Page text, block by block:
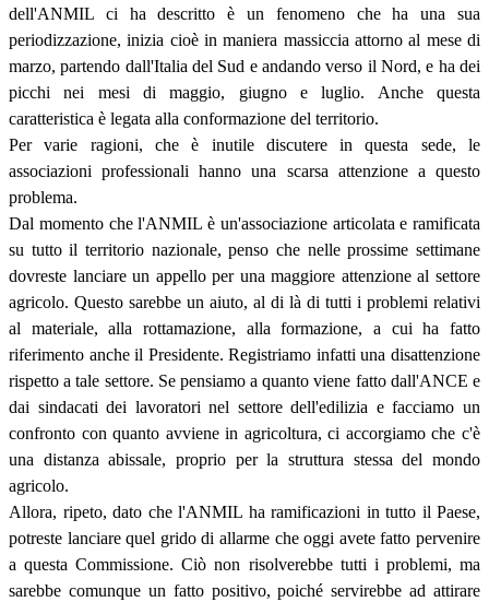
dell'ANMIL ci ha descritto è un fenomeno che ha una sua
periodizzazione, inizia cioè in maniera massiccia attorno al mese di
marzo, partendo dall'Italia del Sud e andando verso il Nord, e ha dei
picchi nei mesi di maggio, giugno e luglio. Anche questa
caratteristica è legata alla conformazione del territorio.
Per varie ragioni, che è inutile discutere in questa sede, le
associazioni professionali hanno una scarsa attenzione a questo
problema.
Dal momento che l'ANMIL è un'associazione articolata e ramificata
su tutto il territorio nazionale, penso che nelle prossime settimane
dovreste lanciare un appello per una maggiore attenzione al settore
agricolo. Questo sarebbe un aiuto, al di là di tutti i problemi relativi
al materiale, alla rottamazione, alla formazione, a cui ha fatto
riferimento anche il Presidente. Registriamo infatti una disattenzione
rispetto a tale settore. Se pensiamo a quanto viene fatto dall'ANCE e
dai sindacati dei lavoratori nel settore dell'edilizia e facciamo un
confronto con quanto avviene in agricoltura, ci accorgiamo che c'è
una distanza abissale, proprio per la struttura stessa del mondo
agricolo.
Allora, ripeto, dato che l'ANMIL ha ramificazioni in tutto il Paese,
potreste lanciare quel grido di allarme che oggi avete fatto pervenire
a questa Commissione. Ciò non risolverebbe tutti i problemi, ma
sarebbe comunque un fatto positivo, poiché servirebbe ad attirare